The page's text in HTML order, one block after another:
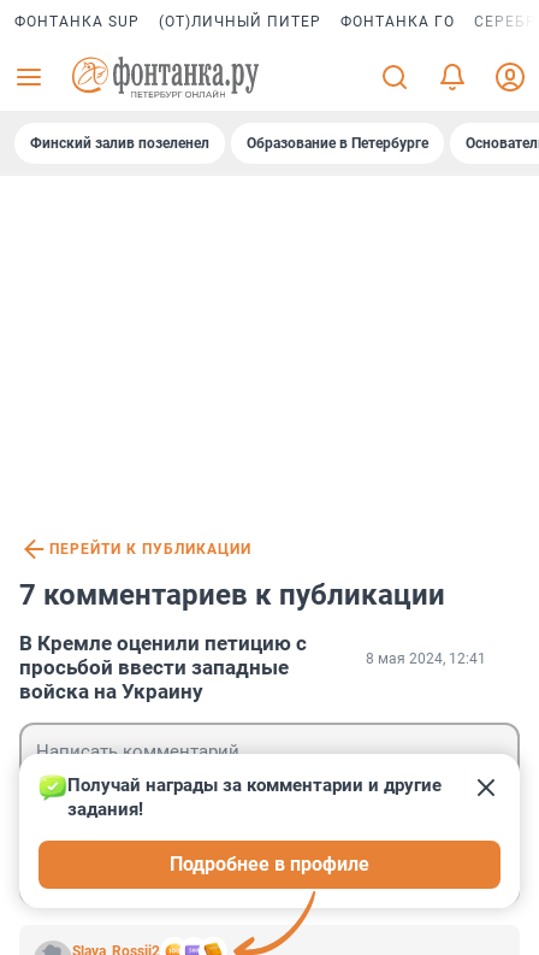
ФОНТАНКА SUP (ОТ)ЛИЧНЫЙ ПИТЕР ФОНТАНКА ГО
Финский залив позеленел Образование в Петербурге
ПЕРЕЙТИ К ПУБЛИКАЦИИ
7 комментариев к публикации
В Кремле оценили петицию с
просьбой ввести западные
войска на Украину
8 мая 2024, 12:41
Slava_Rossii2
Получай награды за комментарии и другие
задания!
Подробнее в профиле